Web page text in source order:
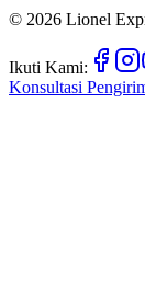
© 2026 Lionel
Ikuti Kami:
Konsultasi